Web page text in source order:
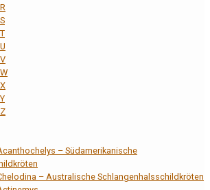
– Südamerikanische
– Australische Schlangenhalsschildkröten